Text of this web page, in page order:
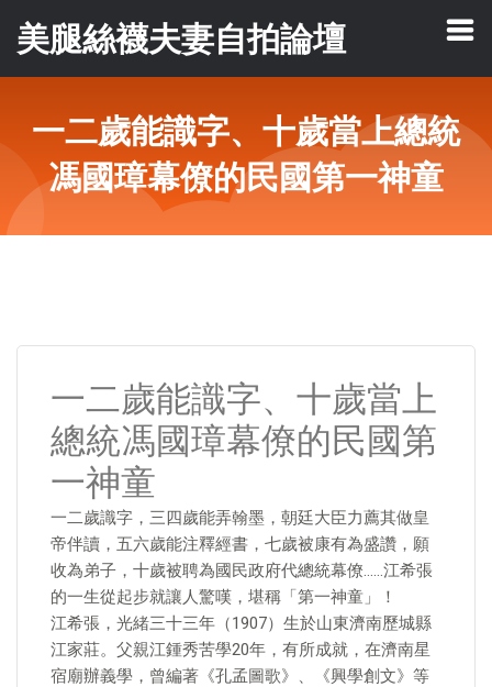
美腿絲襪夫妻自拍論壇
一二歲能識字、十歲當上總統
馮國璋幕僚的民國第一神童
一二歲能識字、十歲當上
總統馮國璋幕僚的民國第
一神童
一二歲識字，三四歲能弄翰墨，朝廷大臣力薦其做皇
帝伴讀，五六歲能注釋經書，七歲被康有為盛讚，願
收為弟子，十歲被聘為國民政府代總統幕僚……江希張
的一生從起步就讓人驚嘆，堪稱「第一神童」！
江希張，光緒三十三年（1907）生於山東濟南歷城縣
江家莊。父親江鍾秀苦學20年，有所成就，在濟南星
宿廟辦義學，曾編著《孔孟圖歌》、《興學創文》等